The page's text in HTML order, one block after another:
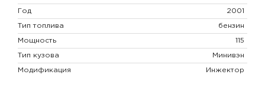
Год 2001
Тип топлива бензин
Мощность 115
Тип кузова Минивэн
Модификация Инжектор